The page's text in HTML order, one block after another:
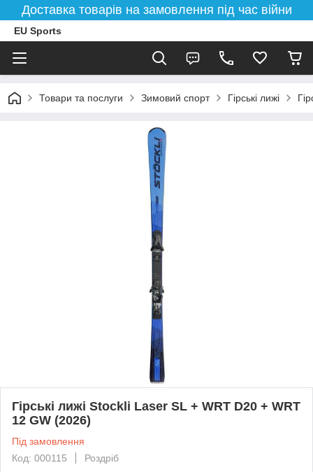
Доставка товарів на замовлення під час війни
EU Sports
Товари та послуги Зимовий спорт Гірські лижі
Гірські лижі Stockli Laser SL + WRT D20 + WRT
12 GW (2026)
Під замовлення
Код: 000115
Роздріб